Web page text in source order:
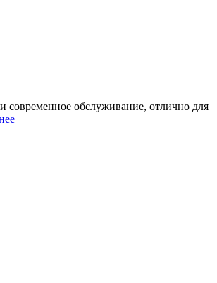
обслуживание, отлично для